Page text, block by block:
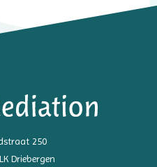
250
Driebergen